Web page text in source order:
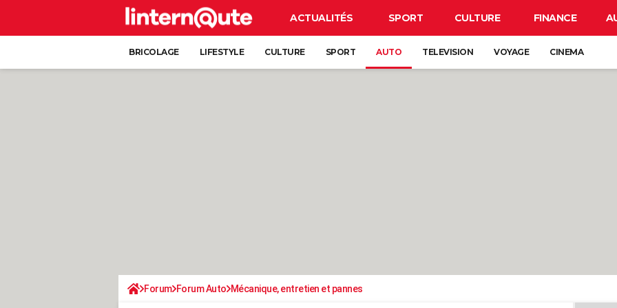
ACTUALITÉS SPORT CULTURE FINANCE
BRICOLAGE LIFESTYLE CULTURE SPORT AUTO TELEVISION VOYAGE CINEMA
Forum Forum Auto Mécanique, entretien et pannes